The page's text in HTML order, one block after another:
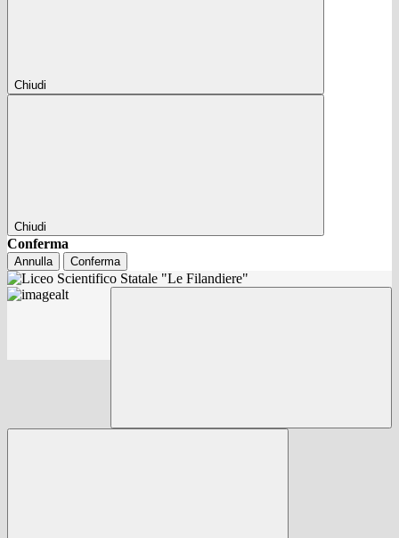
Chiudi
Chiudi
Conferma
Annulla Conferma